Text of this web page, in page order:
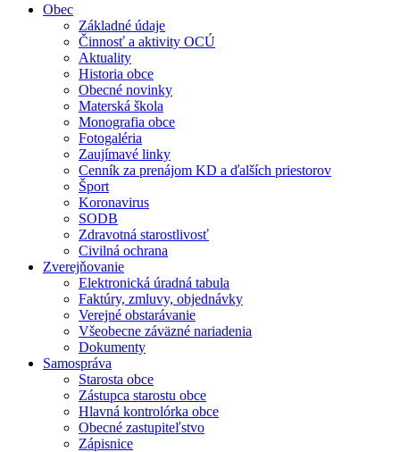
Obec
Základné údaje
Činnosť a aktivity OCÚ
Aktuality
Historia obce
Obecné novinky
Materská škola
Monografia obce
Fotogaléria
Zaujímavé linky
Cenník za prenájom KD a ďalších priestorov
Šport
Koronavirus
SODB
Zdravotná starostlivosť
Civilná ochrana
Zverejňovanie
Elektronická úradná tabula
Faktúry, zmluvy, objednávky
Verejné obstarávanie
Všeobecne záväzné nariadenia
Dokumenty
Samospráva
Starosta obce
Zástupca starostu obce
Hlavná kontrolórka obce
Obecné zastupiteľstvo
Zápisnice